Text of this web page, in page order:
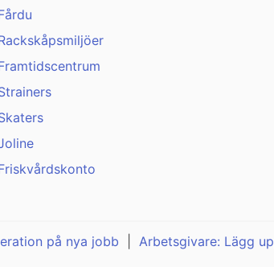
på nya jobb Arbetsgivare: Lägg